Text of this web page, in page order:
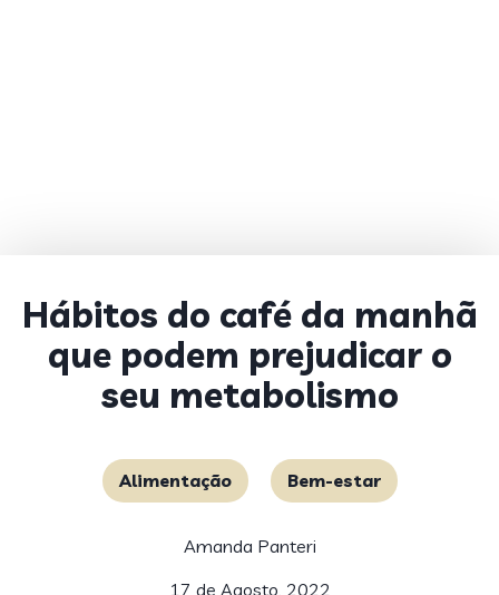
Hábitos do café da manhã
que podem prejudicar o
seu metabolismo
Alimentação Bem-estar
Amanda Panteri
17 de Agosto, 2022